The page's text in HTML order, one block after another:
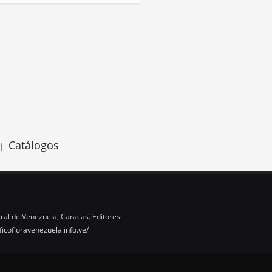
| Catálogos
de Venezuela, Caracas. Editores: